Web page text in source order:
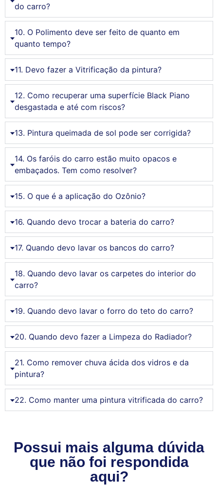
do carro?
10. O Polimento deve ser feito de quanto em
quanto tempo?
11. Devo fazer a Vitrificação da pintura?
12. Como recuperar uma superfície Black Piano
desgastada e até com riscos?
13. Pintura queimada de sol pode ser corrigida?
14. Os faróis do carro estão muito opacos e
embaçados. Tem como resolver?
15. O que é a aplicação do Ozônio?
16. Quando devo trocar a bateria do carro?
17. Quando devo lavar os bancos do carro?
18. Quando devo lavar os carpetes do interior do
carro?
19. Quando devo lavar o forro do teto do carro?
20. Quando devo fazer a Limpeza do Radiador?
21. Como remover chuva ácida dos vidros e da
pintura?
22. Como manter uma pintura vitrificada do carro?
Possui mais alguma dúvida
que não foi respondida
aqui?